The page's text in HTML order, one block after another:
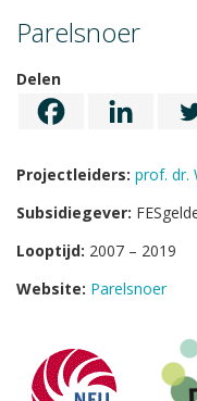
Parelsnoer
Delen
Projectleiders: prof. dr.
Subsidiegever:
Looptijd: 2007 – 2019
Website: Parelsnoer